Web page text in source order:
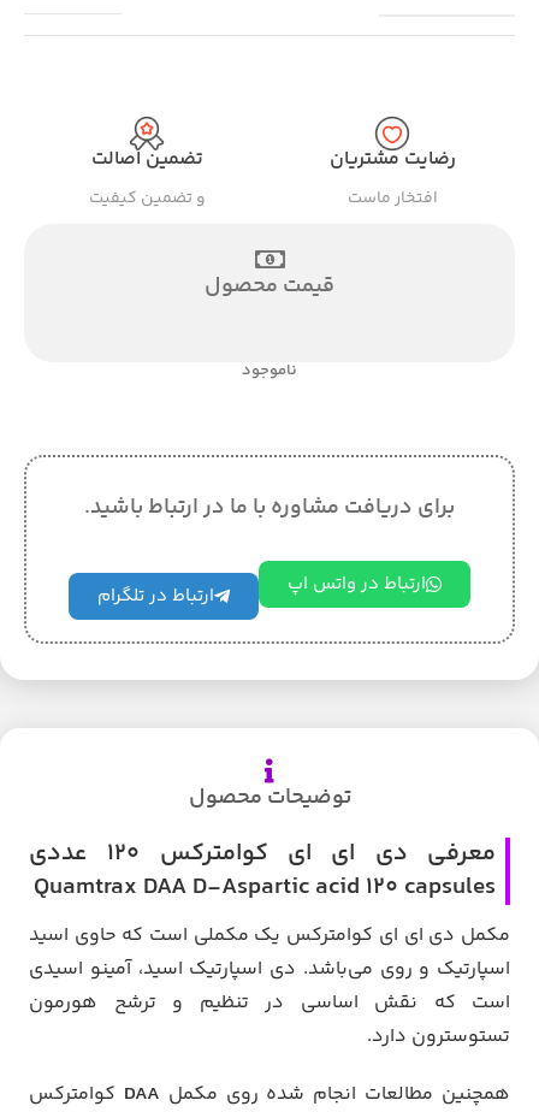
رضایت مشتریان
افتخار ماست
تضمین اصالت
و تضمین کیفیت
قیمت محصول
ناموجود
برای دریافت مشاوره با ما در ارتباط باشید.
ارتباط در واتس اپ ارتباط در تلگرام
توضیحات محصول
معرفی دی ای ای کوامترکس 120 عددی
Quamtrax DAA D-Aspartic acid 120 capsules
مکمل دی ای ای کوامترکس یک مکملی است که حاوی اسید
اسپارتیک و روی می‌باشد. دی اسپارتیک اسید، آمینو اسیدی
است که نقش اساسی در تنظیم و ترشح هورمون
تستوسترون دارد.
همچنین مطالعات انجام شده روی مکمل DAA کوامترکس